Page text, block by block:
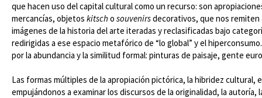
que hacen uso del capital cultural como un recurso: son
mercancías, objetos kitsch o souvenirsdecorativos, que nos
imágenes de la historia del arte iteradas y reclasificadas bajo
redirigidas a ese espacio metafórico de “lo global” y el
por la abundancia y la similitud formal: pinturas de paisaje, gente
Las formas múltiples de la apropiación pictórica, la hibridez
empujándonos a examinar los discursos de la originalidad, la